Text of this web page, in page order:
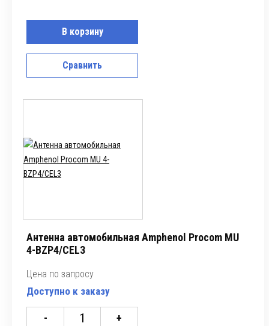
В корзину
Сравнить
Антенна автомобильная Amphenol Procom MU
4-BZP4/CEL3
Цена по запросу
Доступно к заказу
- +